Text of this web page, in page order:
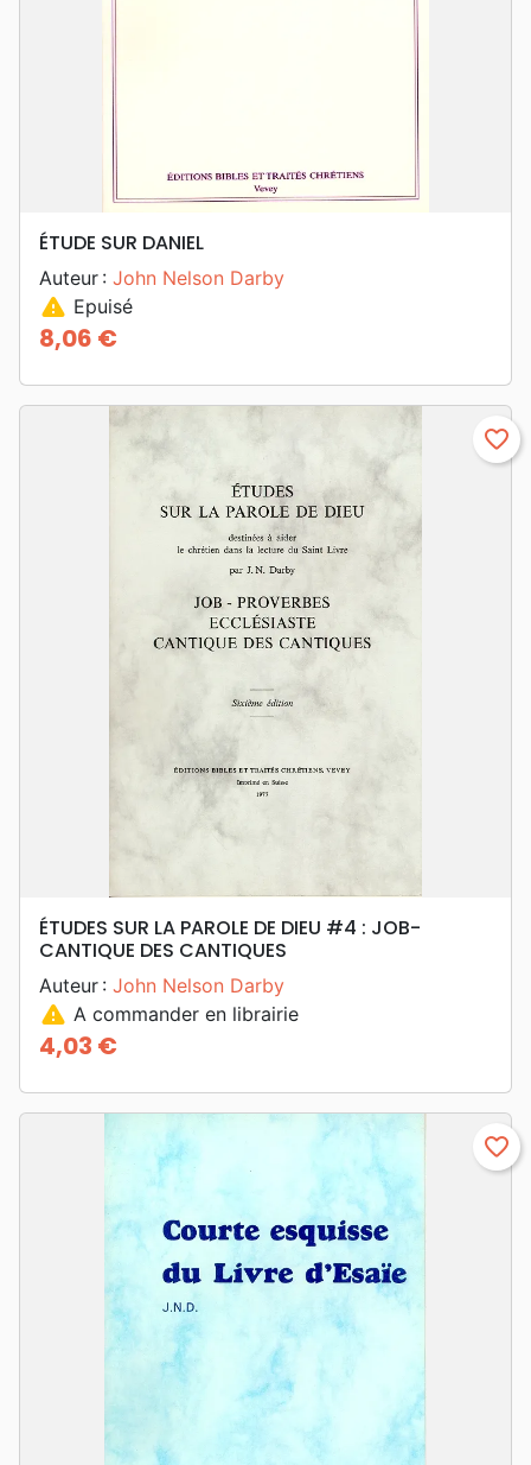
ÉTUDE SUR DANIEL
Auteur : John Nelson Darby
warning Epuisé
Prix
8,06 €
favorite_border
ÉTUDES SUR LA PAROLE DE DIEU #4 : JOB-
CANTIQUE DES CANTIQUES
Auteur : John Nelson Darby
warning A commander en librairie
Prix
4,03 €
favorite_border